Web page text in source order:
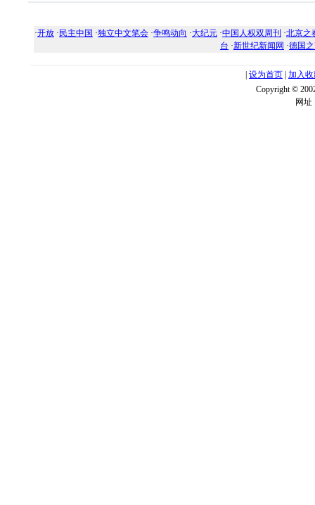
·开放 · 民主中国 ·独立中文笔会 ·争鸣动向 ·大纪元 ·中国人权双周刊 ·北京之
台 ·新世纪新闻网 ·德国
设为首页 加入
Copyright ©
网址